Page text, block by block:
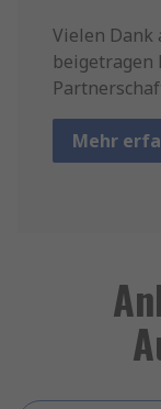
Vielen Dank
beigetragen
Mehr